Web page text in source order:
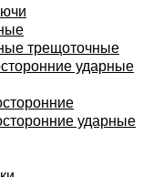
трещоточные
ударные
ударные